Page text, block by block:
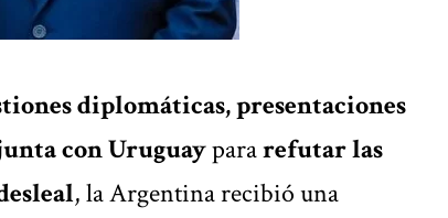
diplomáticas, presentaciones
con Uruguaypararefutar las
, la Argentina recibió una